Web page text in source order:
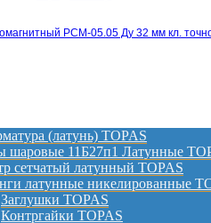
РСМ-05.05 Ду 32 мм кл.
(латунь) TOPAS
шаровые 11Б27п1 Латунные
сетчатый латунный TOPAS
латунные никелированные
Заглушки TOPAS
Контргайки TOPAS